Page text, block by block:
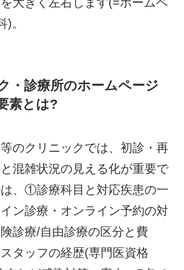
)。
・診療所のホームページ
素とは?
のクリニックでは、初診・再
混雑状況の見える化が重要で
、①診療科目と対応疾患の一
ン診療・オンライン予約の対
診療/自由診療の区分と費
タッフの経歴(専門医資格